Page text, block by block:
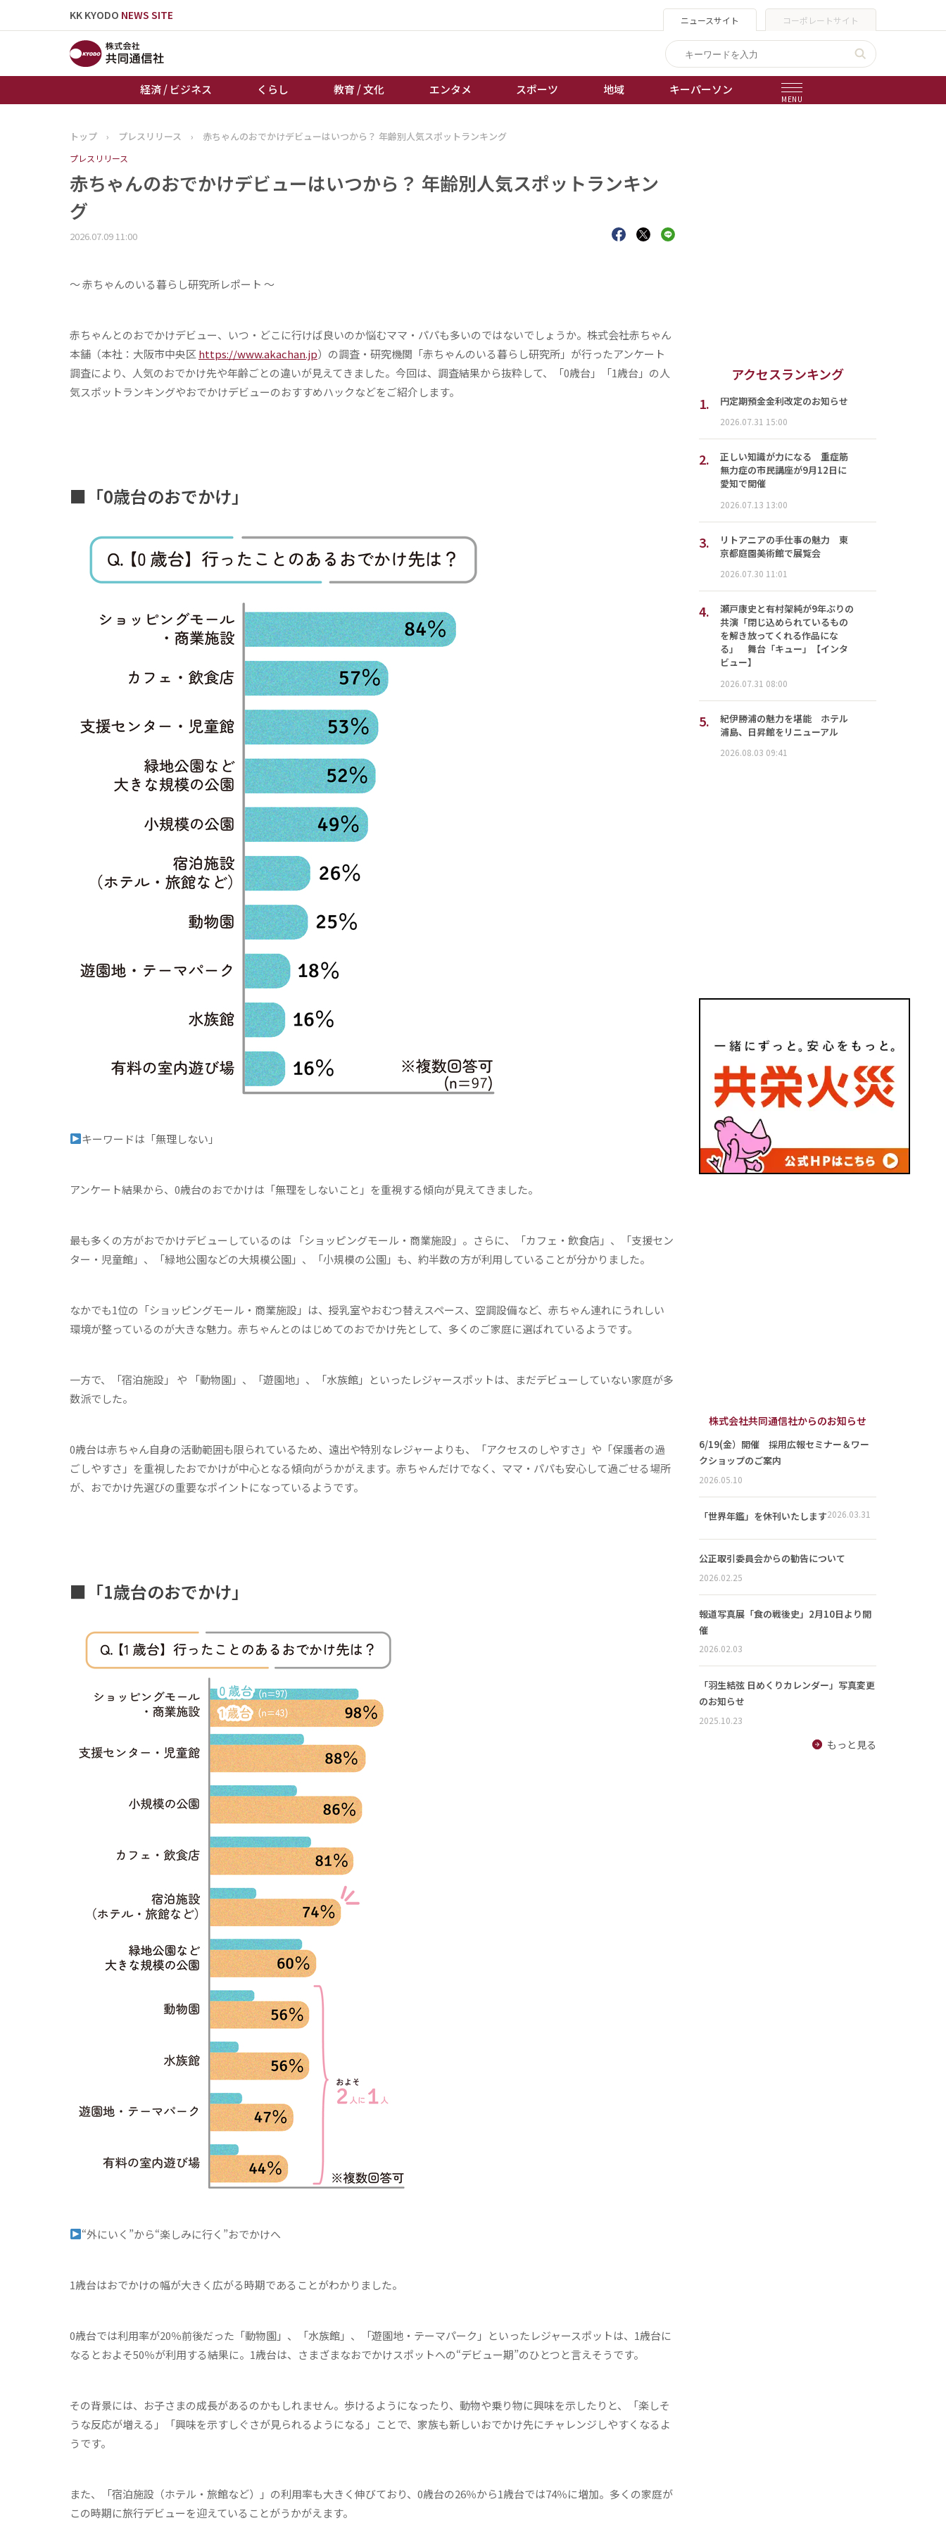
KK KYODO NEWS SITE ニュースサイト コーポレートサイト
経済 / ビジネス くらし 教育 / 文化 エンタメ スポーツ 地域 キーパーソン
MENU
トップページ
経済 / ビジネス
教育 / 文化
オートレース
トップ › プレスリリース › 赤ちゃんのおでかけデビューはいつから？ 年齢別人気スポットランキング
プレスリリース
赤ちゃんのおでかけデビューはいつから？ 年齢別人気スポットランキン
グ
2026.07.09 11:00
～ 赤ちゃんのいる暮らし研究所レポート ～
赤ちゃんとのおでかけデビュー、いつ・どこに行けば良いのか悩むママ・パパも多いのではないでしょうか。株式会社赤ちゃん
本舗（本社：大阪市中央区 https://www.akachan.jp）の調査・研究機関「赤ちゃんのいる暮らし研究所」が行ったアンケート
調査により、人気のおでかけ先や年齢ごとの違いが見えてきました。今回は、調査結果から抜粋して、「0歳台」「1歳台」の人
気スポットランキングやおでかけデビューのおすすめハックなどをご紹介します。
■ 「0歳台のおでかけ」
キーワードは「無理しない」
アンケート結果から、0歳台のおでかけは「無理をしないこと」を重視する傾向が見えてきました。
最も多くの方がおでかけデビューしているのは 「ショッピングモール・商業施設」。さらに、「カフェ・飲食店」、「支援セン
ター・児童館」、「緑地公園などの大規模公園」、「小規模の公園」も、約半数の方が利用していることが分かりました。
なかでも1位の「ショッピングモール・商業施設」は、授乳室やおむつ替えスペース、空調設備など、赤ちゃん連れにうれしい
環境が整っているのが大きな魅力。赤ちゃんとのはじめてのおでかけ先として、多くのご家庭に選ばれているようです。
一方で、「宿泊施設」 や 「動物園」、「遊園地」、「水族館」といったレジャースポットは、まだデビューしていない家庭が多
数派でした。
0歳台は赤ちゃん自身の活動範囲も限られているため、遠出や特別なレジャーよりも、「アクセスのしやすさ」や「保護者の過
ごしやすさ」を重視したおでかけが中心となる傾向がうかがえます。赤ちゃんだけでなく、ママ・パパも安心して過ごせる場所
が、おでかけ先選びの重要なポイントになっているようです。
■ 「1歳台のおでかけ」
“外にいく”から“楽しみに行く”おでかけへ
1歳台はおでかけの幅が大きく広がる時期であることがわかりました。
0歳台では利用率が20％前後だった「動物園」、「水族館」、「遊園地・テーマパーク」といったレジャースポットは、1歳台に
なるとおよそ50％が利用する結果に。1歳台は、さまざまなおでかけスポットへの“デビュー期”のひとつと言えそうです。
その背景には、お子さまの成長があるのかもしれません。歩けるようになったり、動物や乗り物に興味を示したりと、「楽しそ
うな反応が増える」「興味を示すしぐさが見られるようになる」ことで、家族も新しいおでかけ先にチャレンジしやすくなるよ
うです。
また、「宿泊施設（ホテル・旅館など）」の利用率も大きく伸びており、0歳台の26％から1歳台では74％に増加。多くの家庭が
この時期に旅行デビューを迎えていることがうかがえます。
アクセスランキング
1.
円定期預金金利改定のお知らせ
2026.07.31 15:00
2.
正しい知識が力になる 重症筋
無力症の市民講座が9月12日に
愛知で開催
2026.07.13 13:00
3.
リトアニアの手仕事の魅力 東
京都庭園美術館で展覧会
2026.07.30 11:01
4.
瀬戸康史と有村架純が9年ぶりの
共演「閉じ込められているもの
を解き放ってくれる作品にな
る」 舞台「キュー」【インタ
ビュー】
2026.07.31 08:00
5.
紀伊勝浦の魅力を堪能 ホテル
浦島、日昇館をリニューアル
2026.08.03 09:41
株式会社共同通信社からのお知らせ
6/19(金）開催 採用広報セミナー＆ワー
クショップのご案内
2026.05.10
「世界年鑑」を休刊いたします2026.03.31
公正取引委員会からの勧告について
2026.02.25
報道写真展「食の戦後史」2月10日より開
催
2026.02.03
「羽生結弦 日めくりカレンダー」写真変更
のお知らせ
2025.10.23
もっと見る